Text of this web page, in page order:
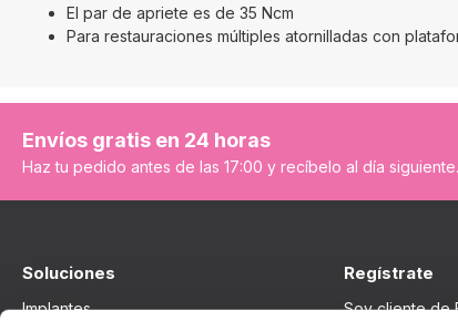
El par de apriete es de 35 Ncm
Para restauraciones múltiples atornilladas con
Envíos gratis en 24 horas
Haz tu pedido antes de las 17:00 y recíbelo al día siguiente.
Soluciones
Implantes
Regístrate
Soy cliente de